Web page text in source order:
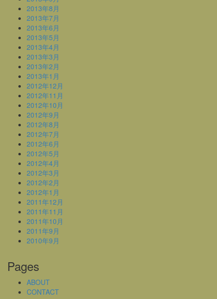
2013年8月
2013年7月
2013年6月
2013年5月
2013年4月
2013年3月
2013年2月
2013年1月
2012年12月
2012年11月
2012年10月
2012年9月
2012年8月
2012年7月
2012年6月
2012年5月
2012年4月
2012年3月
2012年2月
2012年1月
2011年12月
2011年11月
2011年10月
2011年9月
2010年9月
Pages
ABOUT
CONTACT